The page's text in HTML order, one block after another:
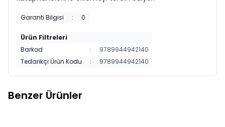
Garanti Bilgisi : 0
Ürün Filtreleri
Barkod
:
9789944942140
Tedarikçi Ürün Kodu
: 9789944942140
Benzer Ürünler